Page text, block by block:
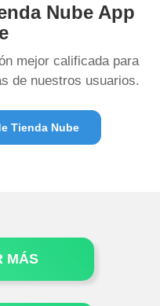
Nube App
mejor calificada para
de nuestros usuarios.
Tienda Nube
MÁS